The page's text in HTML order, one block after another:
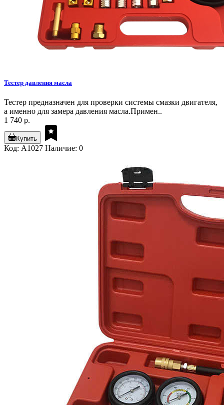
Тестер давления масла
Тестер предназначен для проверки системы смазки двигателя,
а именно для замера давления масла.Примен..
1 740 р.
Купить
Код: A1027 Наличие: 0